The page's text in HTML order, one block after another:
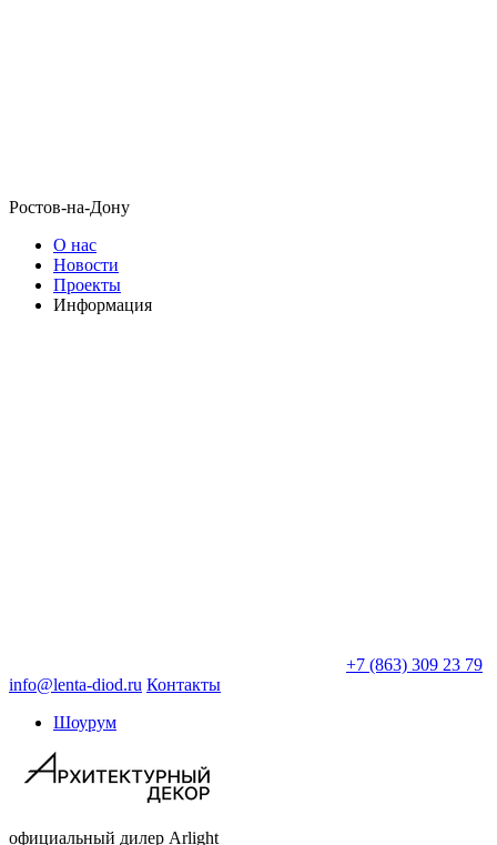
Ростов-на-Дону
О нас
Новости
Проекты
Информация
+7 (863) 309 23 79
info@lenta-diod.ru Контакты
Шоурум
официальный дилер Arlight